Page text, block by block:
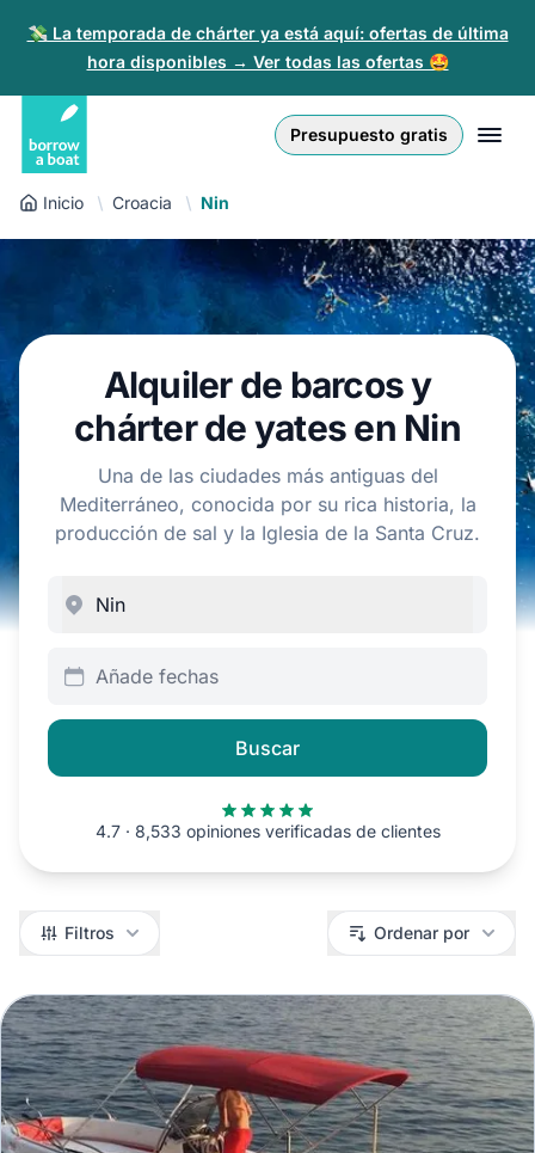
💸 La temporada de chárter ya está aquí: ofertas de última
hora disponibles → Ver todas las ofertas 🤩
Presupuesto gratis
Iniciar sesión
Regístrate
Para partners
Ayuda
EUR
Złoty
English (UK)
Nederlands
Español
Polski
Inicio Croacia Nin
Alquiler de barcos y
chárter de yates en Nin
Una de las ciudades más antiguas del
Mediterráneo, conocida por su rica historia, la
producción de sal y la Iglesia de la Santa Cruz.
Añade fechas
Buscar
4.7 · 8,533 opiniones verificadas de clientes
Filtros Filtros Ordenar por